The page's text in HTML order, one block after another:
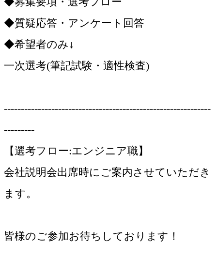
◆質疑応答・アンケート回答
◆希望者のみ↓
一次選考(筆記試験・適性検査)
-------------------------------------------------------------
---------
【選考フロー:エンジニア職】
会社説明会出席時にご案内させていただき
ます。
皆様のご参加お待ちしております！